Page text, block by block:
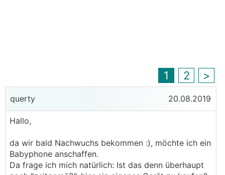
1 2 >
querty 20.08.2019
Hallo,
da wir bald Nachwuchs bekommen :), möchte ich ein
Babyphone anschaffen.
Da frage ich mich natürlich: Ist das denn überhaupt